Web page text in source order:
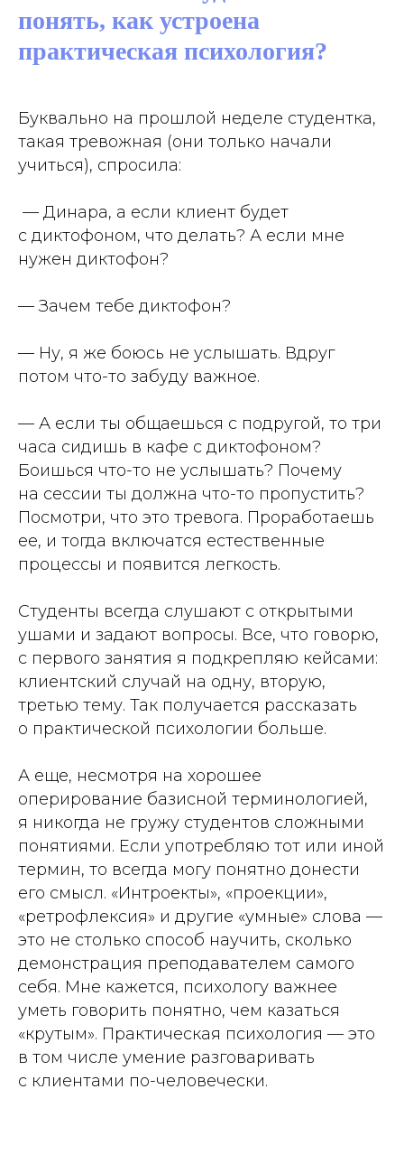
понять, как устроена
практическая психология?
Буквально на прошлой неделе студентка,
такая тревожная (они только начали
учиться), спросила:
— Динара, а если клиент будет
с диктофоном, что делать? А если мне
нужен диктофон?
— Зачем тебе диктофон?
— Ну, я же боюсь не услышать. Вдруг
потом что-то забуду важное.
— А если ты общаешься с подругой, то три
часа сидишь в кафе с диктофоном?
Боишься что-то не услышать? Почему
на сессии ты должна что-то пропустить?
Посмотри, что это тревога. Проработаешь
ее, и тогда включатся естественные
процессы и появится легкость.
Студенты всегда слушают с открытыми
ушами и задают вопросы. Все, что говорю,
с первого занятия я подкрепляю кейсами:
клиентский случай на одну, вторую,
третью тему. Так получается рассказать
о практической психологии больше.
А еще, несмотря на хорошее
оперирование базисной терминологией,
я никогда не гружу студентов сложными
понятиями. Если употребляю тот или иной
термин, то всегда могу понятно донести
его смысл. «Интроекты», «проекции»,
«ретрофлексия» и другие «умные» слова —
это не столько способ научить, сколько
демонстрация преподавателем самого
себя. Мне кажется, психологу важнее
уметь говорить понятно, чем казаться
«крутым». Практическая психология — это
в том числе умение разговаривать
с клиентами по-человечески.